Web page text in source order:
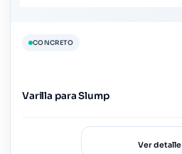
CONCRETO
Varilla para Slump
Ver detalle